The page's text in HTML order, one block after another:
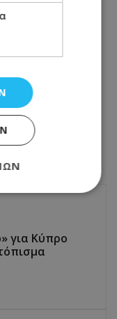
βουλευτής
για Κύπρο